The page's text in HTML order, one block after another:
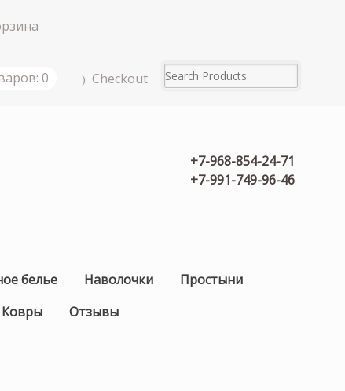
0 Checkout
+7-968-854-24-71
+7-991-749-96-46
белье Наволочки
Простыни
Ковры
Отзывы